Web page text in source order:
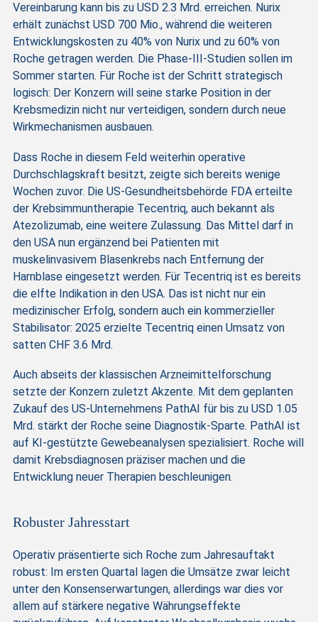
Vereinbarung kann bis zu USD 2.3 Mrd. erreichen. Nurix
erhält zunächst USD 700 Mio., während die weiteren
Entwicklungskosten zu 40% von Nurix und zu 60% von
Roche getragen werden. Die Phase-III-Studien sollen im
Sommer starten. Für Roche ist der Schritt strategisch
logisch: Der Konzern will seine starke Position in der
Krebsmedizin nicht nur verteidigen, sondern durch neue
Wirkmechanismen ausbauen.
Dass Roche in diesem Feld weiterhin operative
Durchschlagskraft besitzt, zeigte sich bereits wenige
Wochen zuvor. Die US-Gesundheitsbehörde FDA erteilte
der Krebsimmuntherapie Tecentriq, auch bekannt als
Atezolizumab, eine weitere Zulassung. Das Mittel darf in
den USA nun ergänzend bei Patienten mit
muskelinvasivem Blasenkrebs nach Entfernung der
Harnblase eingesetzt werden. Für Tecentriq ist es bereits
die elfte Indikation in den USA. Das ist nicht nur ein
medizinischer Erfolg, sondern auch ein kommerzieller
Stabilisator: 2025 erzielte Tecentriq einen Umsatz von
satten CHF 3.6 Mrd.
Auch abseits der klassischen Arzneimittelforschung
setzte der Konzern zuletzt Akzente. Mit dem geplanten
Zukauf des US-Unternehmens PathAI für bis zu USD 1.05
Mrd. stärkt der Roche seine Diagnostik-Sparte. PathAI ist
auf KI-gestützte Gewebeanalysen spezialisiert. Roche will
damit Krebsdiagnosen präziser machen und die
Entwicklung neuer Therapien beschleunigen.
Robuster Jahresstart
Operativ präsentierte sich Roche zum Jahresauftakt
robust: Im ersten Quartal lagen die Umsätze zwar leicht
unter den Konsenserwartungen, allerdings war dies vor
allem auf stärkere negative Währungseffekte